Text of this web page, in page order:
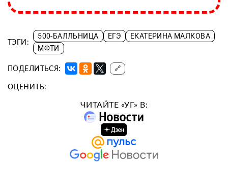
ТЭГИ:
500-БАЛЛЬНИЦА ЕГЭ
ЕКАТЕРИНА МАЛКОВА
МФТИ
ПОДЕЛИТЬСЯ: 🔗
ОЦЕНИТЬ:
ЧИТАЙТЕ «УГ» В: